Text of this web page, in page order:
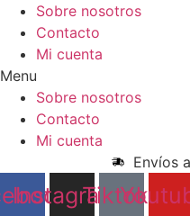
contenido
Sobre nosotros
Contacto
Mi cuenta
Menu
Sobre nosotros
Contacto
Mi cuenta
Envíos
Instagram
Tiktok